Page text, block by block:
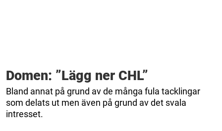
Domen: ”Lägg ner CHL”
Bland annat på grund av de många fula tacklingar
som delats ut men även på grund av det svala
intresset.